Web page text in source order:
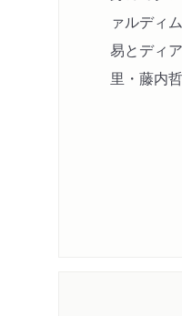
ァルディ
易とディ
里・藤内